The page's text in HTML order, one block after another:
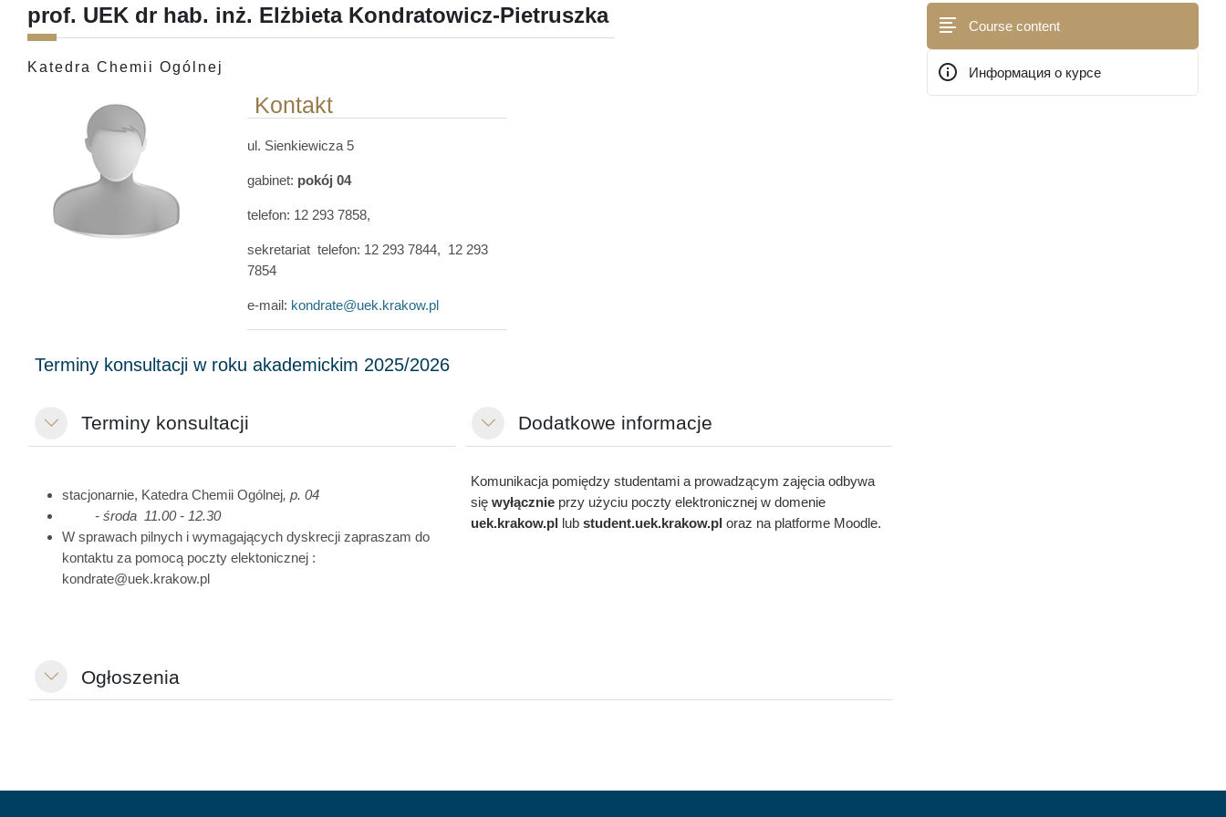
prof. UEK dr hab. inż. Elżbieta Kondratowicz-Pietruszka
Katedra Chemii Ogólnej
Kontakt
ul. Sienkiewicza 5
gabinet: pokój 04
telefon: 12 293 7858,
sekretariat telefon: 12 293 7844, 12 293
7854
e-mail: kondrate@uek.krakow.pl
СвернутьTerminy konsultacji
stacjonarnie, Katedra Chemii Ogólnej, p. 04
- środa 11.00 - 12.30
W sprawach pilnych i wymagających dyskrecji zapraszam do
kontaktu za pomocą poczty elektonicznej :
kondrate@uek.krakow.pl
СвернутьDodatkowe informacje
Komunikacja pomiędzy studentami a prowadzącym zajęcia odbywa
sięwyłącznie przy użyciu poczty elektronicznej w domenie
uek.krakow.pl lubstudent.uek.krakow.pl oraz na platforme Moodle.
СвернутьOgłoszenia
Course content
Информация о курсе